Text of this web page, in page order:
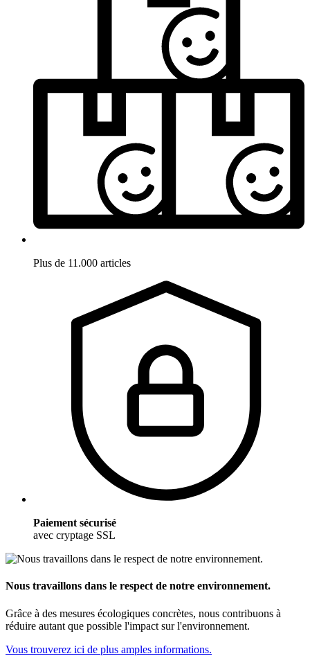
Plus de 11.000 articles
Paiement sécurisé
avec cryptage SSL
Nous travaillons dans le respect de notre environnement.
Grâce à des mesures écologiques concrètes, nous contribuons à
réduire autant que possible l'impact sur l'environnement.
Vous trouverez ici de plus amples informations.